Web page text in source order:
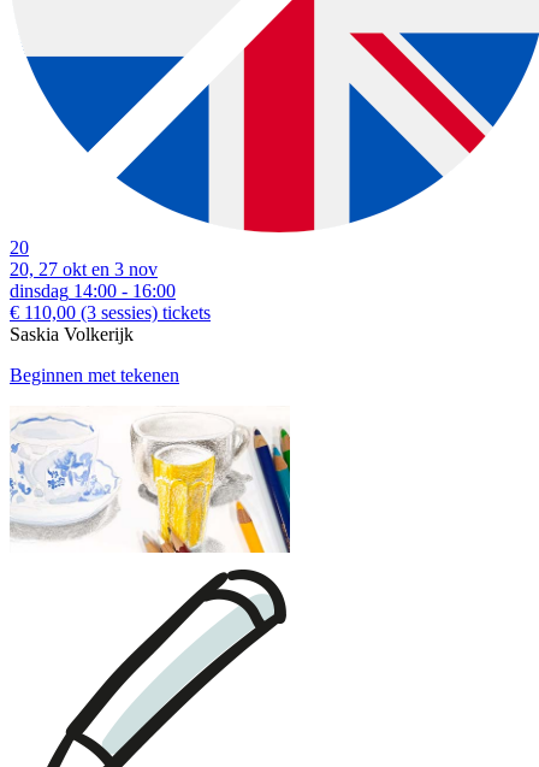
20
20, 27 okt en 3 nov
dinsdag 14:00 - 16:00
€ 110,00 (3 sessies) tickets
Saskia Volkerijk
Beginnen met tekenen